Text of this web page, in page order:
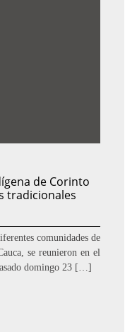
de Corinto
tradicionales
comunidades de
se reunieron en el
domingo 23 […]